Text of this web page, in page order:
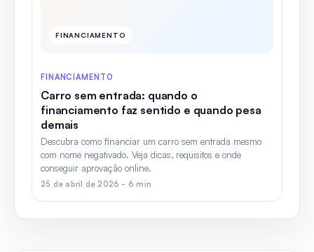
FINANCIAMENTO
FINANCIAMENTO
Carro sem entrada: quando o
financiamento faz sentido e quando pesa
demais
Descubra como financiar um carro sem entrada mesmo
com nome negativado. Veja dicas, requisitos e onde
conseguir aprovação online.
25 de abril de 2026 - 6 min